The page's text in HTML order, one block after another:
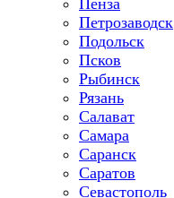
Пенза
Петрозаводск
Подольск
Псков
Рыбинск
Рязань
Салават
Самара
Саранск
Саратов
Севастополь